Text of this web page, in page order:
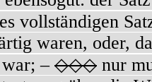
vollständigen
waren, oder,
– ◇◇◇ nur